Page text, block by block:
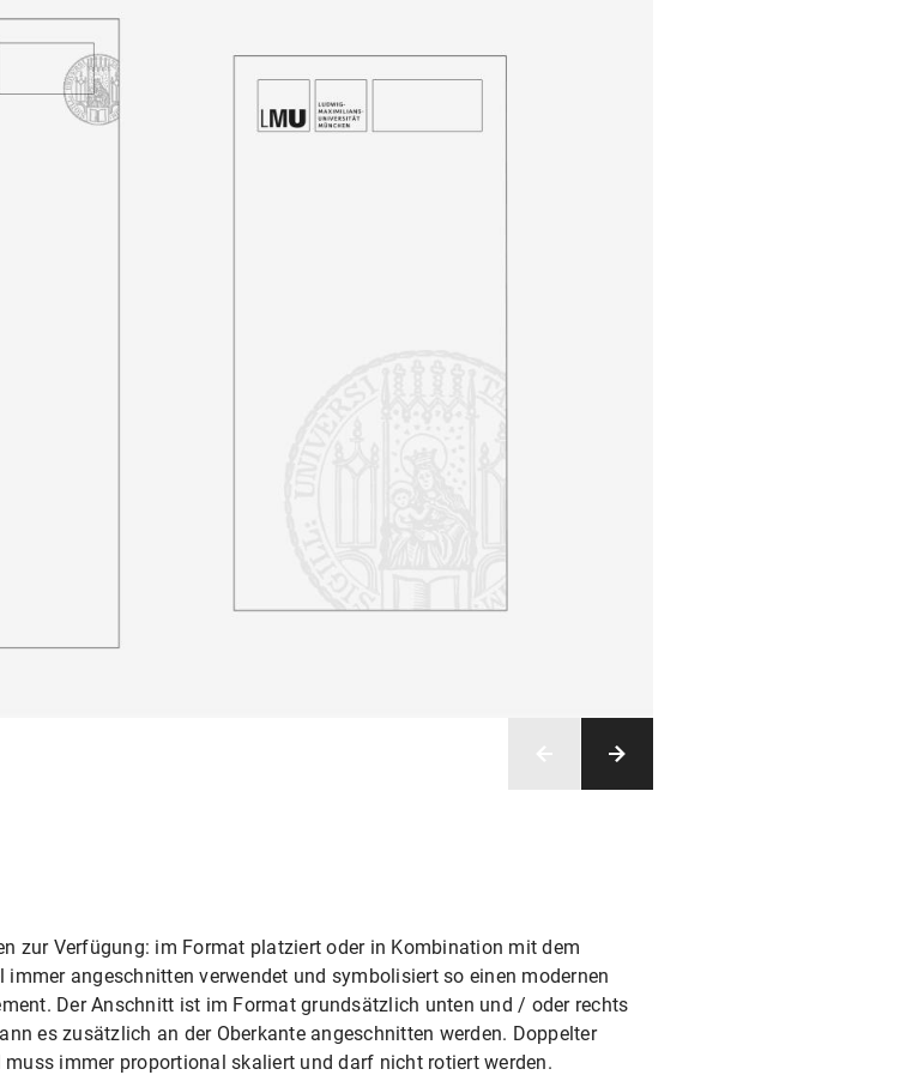
zur Verfügung: im Format platziert oder in Kombination mit dem
angeschnitten verwendet und symbolisiert so einen modernen
Der Anschnitt ist im Format grundsätzlich unten und / oder rechts
es zusätzlich an der Oberkante angeschnitten werden. Doppelter
immer proportional skaliert und darf nicht rotiert werden.